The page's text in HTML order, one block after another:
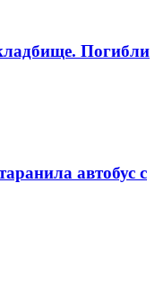
Погибли
автобус с